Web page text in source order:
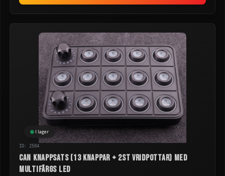
I lager
ID: 2504
CAN knappsats (13 knappar + 2st vridpottar) med
multifärgs LED